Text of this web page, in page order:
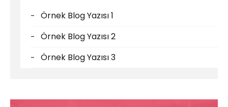
Örnek Blog Yazısı 1
Örnek Blog Yazısı 2
Örnek Blog Yazısı 3